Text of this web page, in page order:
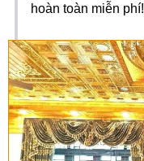
hoàn toàn miễn phí!